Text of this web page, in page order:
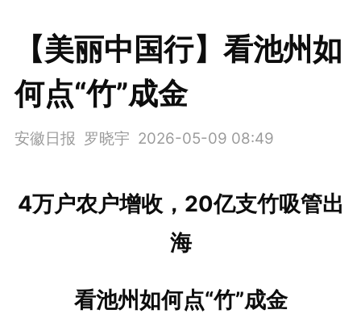
【美丽中国行】看池州如
何点“竹”成金
安徽日报 罗晓宇 2026-05-09 08:49
4万户农户增收，20亿支竹吸管出
海
看池州如何点“竹”成金